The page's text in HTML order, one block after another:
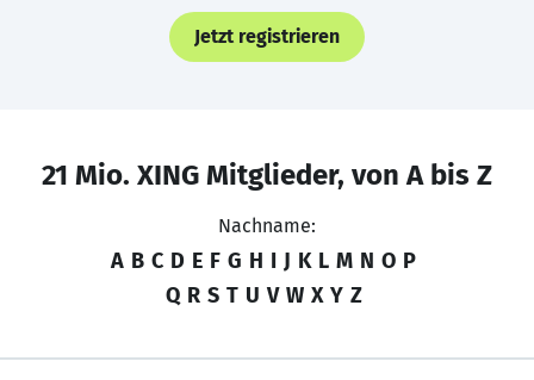
Jetzt registrieren
21 Mio. XING Mitglieder, von A bis Z
Nachname:
A B C D E F G H I J K L M N O P
Q R S T U V W X Y Z